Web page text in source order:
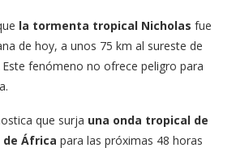
la tormenta tropical Nicholas fue
de hoy, a unos 75 km al sureste de
Este fenómeno no ofrece peligro para
que surja una onda tropical de
África para las próximas 48 horas